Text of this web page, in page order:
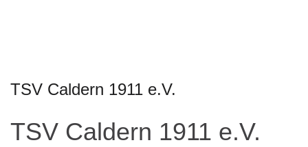
TSV Caldern 1911 e.V.
TSV Caldern 1911 e.V.